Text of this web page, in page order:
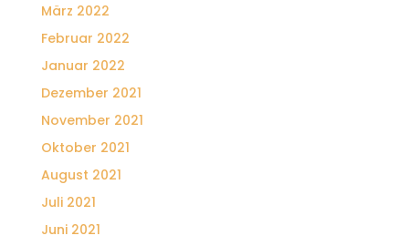
März 2022
Februar 2022
Januar 2022
Dezember 2021
November 2021
Oktober 2021
August 2021
Juli 2021
Juni 2021